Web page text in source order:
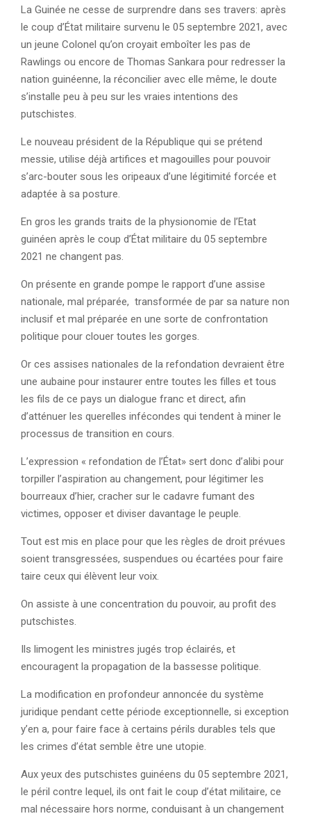
La Guinée ne cesse de surprendre dans ses travers: après
le coup d’État militaire survenu le 05 septembre 2021, avec
un jeune Colonel qu’on croyait emboîter les pas de
Rawlings ou encore de Thomas Sankara pour redresser la
nation guinéenne, la réconcilier avec elle même, le doute
s’installe peu à peu sur les vraies intentions des
putschistes.
Le nouveau président de la République qui se prétend
messie, utilise déjà artifices et magouilles pour pouvoir
s’arc-bouter sous les oripeaux d’une légitimité forcée et
adaptée à sa posture.
En gros les grands traits de la physionomie de l’Etat
guinéen après le coup d’État militaire du 05 septembre
2021 ne changent pas.
On présente en grande pompe le rapport d’une assise
nationale, mal préparée, transformée de par sa nature non
inclusif et mal préparée en une sorte de confrontation
politique pour clouer toutes les gorges.
Or ces assises nationales de la refondation devraient être
une aubaine pour instaurer entre toutes les filles et tous
les fils de ce pays un dialogue franc et direct, afin
d’atténuer les querelles infécondes qui tendent à miner le
processus de transition en cours.
L’expression « refondation de l’État» sert donc d’alibi pour
torpiller l’aspiration au changement, pour légitimer les
bourreaux d’hier, cracher sur le cadavre fumant des
victimes, opposer et diviser davantage le peuple.
Tout est mis en place pour que les règles de droit prévues
soient transgressées, suspendues ou écartées pour faire
taire ceux qui élèvent leur voix.
On assiste à une concentration du pouvoir, au profit des
putschistes.
Ils limogent les ministres jugés trop éclairés, et
encouragent la propagation de la bassesse politique.
La modification en profondeur annoncée du système
juridique pendant cette période exceptionnelle, si exception
y’en a, pour faire face à certains périls durables tels que
les crimes d’état semble être une utopie.
Aux yeux des putschistes guinéens du 05 septembre 2021,
le péril contre lequel, ils ont fait le coup d’état militaire, ce
mal nécessaire hors norme, conduisant à un changement